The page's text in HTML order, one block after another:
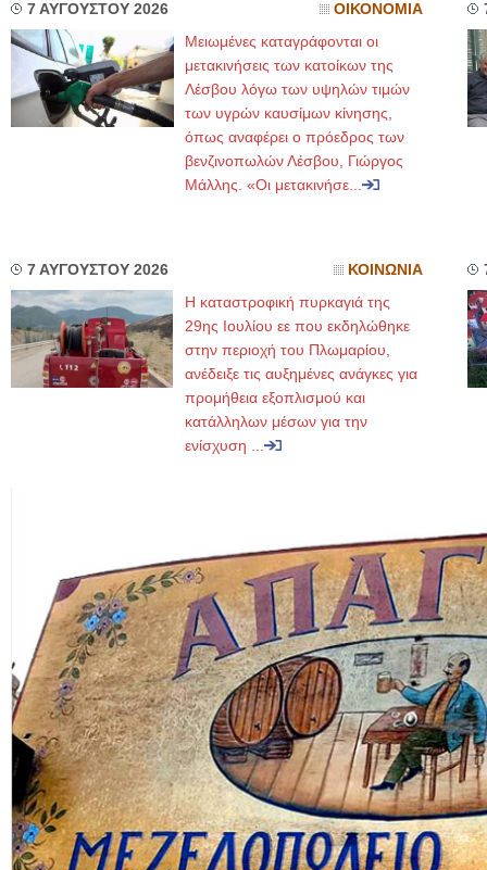
7 ΑΥΓΟΥΣΤΟΥ 2026 ΟΙΚΟΝΟΜΙΑ
Μειωμένες καταγράφονται οι
μετακινήσεις των κατοίκων της
Λέσβου λόγω των υψηλών τιμών
των υγρών καυσίμων κίνησης,
όπως αναφέρει ο πρόεδρος των
βενζινοπωλών Λέσβου, Γιώργος
Μάλλης. «Οι μετακινήσε...
7 ΑΥΓΟΥΣΤΟΥ 2026 ΚΟΙΝΩΝΙΑ
Η καταστροφική πυρκαγιά της
29ης Ιουλίου εε που εκδηλώθηκε
στην περιοχή του Πλωμαρίου,
ανέδειξε τις αυξημένες ανάγκες για
προμήθεια εξοπλισμού και
κατάλληλων μέσων για την
ενίσχυση ...